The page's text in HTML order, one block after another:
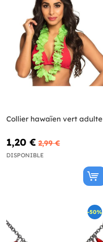
Collier hawaïen vert adulte
1,20 € 2,99 €
DISPONIBLE
-50%